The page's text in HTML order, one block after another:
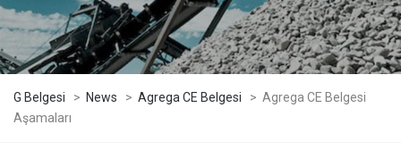
G Belgesi > News > Agrega CE Belgesi > Agrega CE Belgesi
Aşamaları